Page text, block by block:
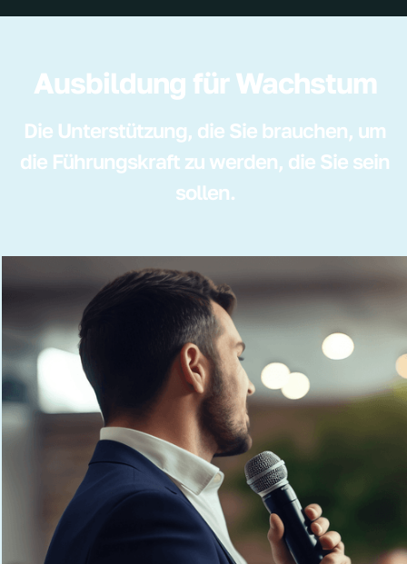
Ausbildung für Wachstum
Die Unterstützung, die Sie brauchen, um
die Führungskraft zu werden, die Sie sein
sollen.